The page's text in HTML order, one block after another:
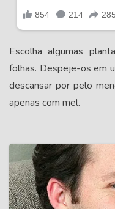
Escolha algumas
folhas. Despeje-os em
descansar por pelo
apenas com mel.